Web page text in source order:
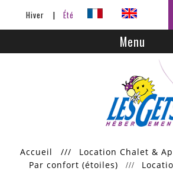
Hiver Été
Menu
Accueil ///
Location Chalet &
Par confort (étoiles)